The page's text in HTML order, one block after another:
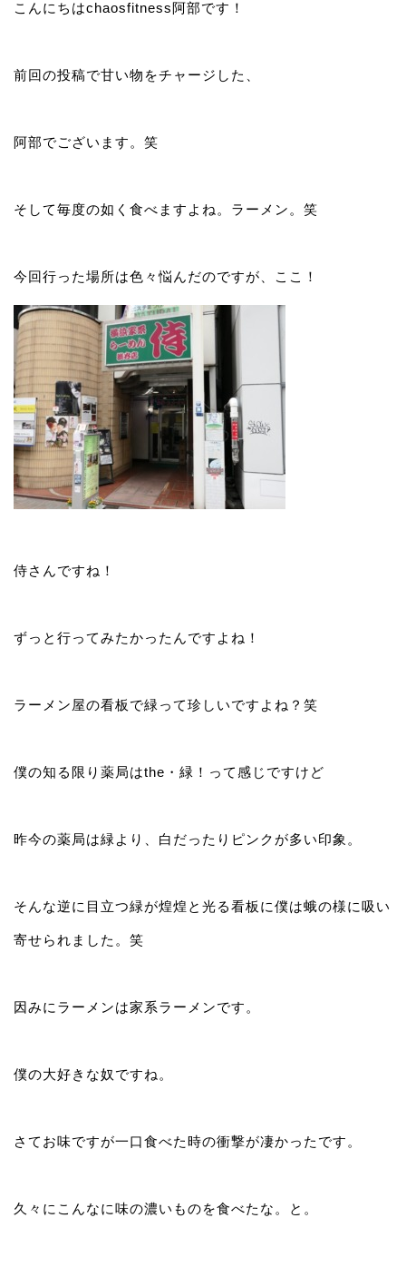
こんにちはchaosfitness阿部です！
前回の投稿で甘い物をチャージした、
阿部でございます。笑
そして毎度の如く食べますよね。ラーメン。笑
今回行った場所は色々悩んだのですが、ここ！
侍さんですね！
ずっと行ってみたかったんですよね！
ラーメン屋の看板で緑って珍しいですよね？笑
僕の知る限り薬局はthe・緑！って感じですけど
昨今の薬局は緑より、白だったりピンクが多い印象。
そんな逆に目立つ緑が煌煌と光る看板に僕は蛾の様に吸い
寄せられました。笑
因みにラーメンは家系ラーメンです。
僕の大好きな奴ですね。
さてお味ですが一口食べた時の衝撃が凄かったです。
久々にこんなに味の濃いものを食べたな。と。